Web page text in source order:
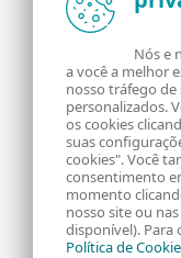
Nós e
a você a melhor
nosso tráfego de
personalizados.
os cookies
suas
cookies". Você
consentimento
momento
nosso site ou
disponível). Para
Política de